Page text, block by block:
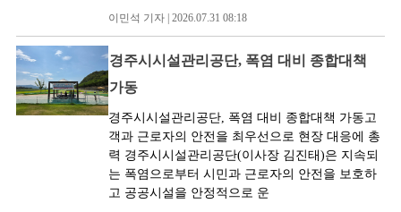
이민석 기자 | 2026.07.31 08:18
경주시시설관리공단, 폭염 대비 종합대책
가동
경주시시설관리공단, 폭염 대비 종합대책 가동고
객과 근로자의 안전을 최우선으로 현장 대응에 총
력 경주시시설관리공단(이사장 김진태)은 지속되
는 폭염으로부터 시민과 근로자의 안전을 보호하
고 공공시설을 안정적으로 운